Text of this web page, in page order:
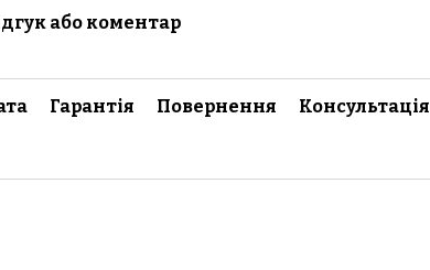
або коментар
Гарантія Повернення Консультація